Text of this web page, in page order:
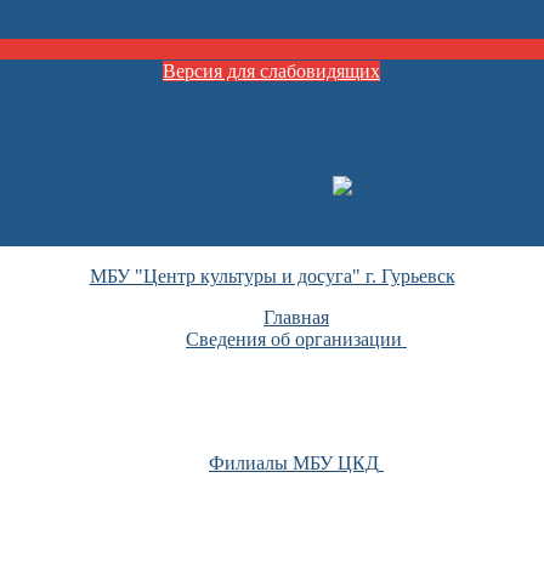
Версия для слабовидящих
МБУ "Центр культуры и досуга" г. Гурьевск
Главная
Сведения об организации
Филиалы МБУ ЦКД